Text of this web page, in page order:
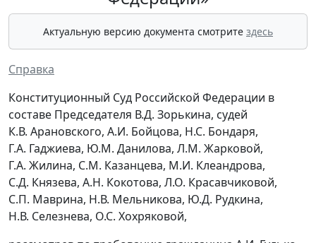
Актуальную версию документа смотрите здесь
Справка
Конституционный Суд Российской Федерации в
составе Председателя В.Д. Зорькина, судей
К.В. Арановского, А.И. Бойцова, Н.С. Бондаря,
Г.А. Гаджиева, Ю.М. Данилова, Л.М. Жарковой,
Г.А. Жилина, С.М. Казанцева, М.И. Клеандрова,
С.Д. Князева, А.Н. Кокотова, Л.О. Красавчиковой,
С.П. Маврина, Н.В. Мельникова, Ю.Д. Рудкина,
Н.В. Селезнева, О.С. Хохряковой,